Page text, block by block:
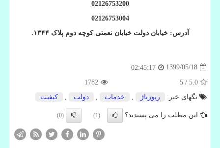
02126753200
02126753004
آدرس: خیابان دولت خیابان نعمتی کوچه دوم پلاک۱۳۴۴ .
1399/05/18
02:45:17
5.0
/
5
1782
تگهای خبر:
رپورتاژ خدمات دولت كیفیت
این مطلب را می پسندید؟ (1)
(0)